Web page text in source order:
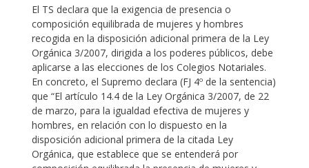
El TS declara que la exigencia de presencia o
composición equilibrada de mujeres y hombres
recogida en la disposición adicional primera de la Ley
Orgánica 3/2007, dirigida a los poderes públicos, debe
aplicarse a las elecciones de los Colegios Notariales.
En concreto, el Supremo declara (FJ 4º de la sentencia)
que “El artículo 14.4 de la Ley Orgánica 3/2007, de 22
de marzo, para la igualdad efectiva de mujeres y
hombres, en relación con lo dispuesto en la
disposición adicional primera de la citada Ley
Orgánica, que establece que se entenderá por